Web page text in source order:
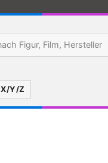
X/Y/Z